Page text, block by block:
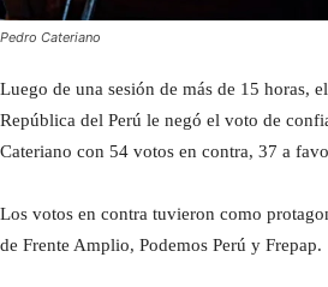
Pedro Cateriano
Luego de una sesión de más de 15 horas,
República del Perú le negó el voto de
Cateriano con 54 votos en contra, 37 a
Los votos en contra tuvieron como
de Frente Amplio, Podemos Perú y Frepap.